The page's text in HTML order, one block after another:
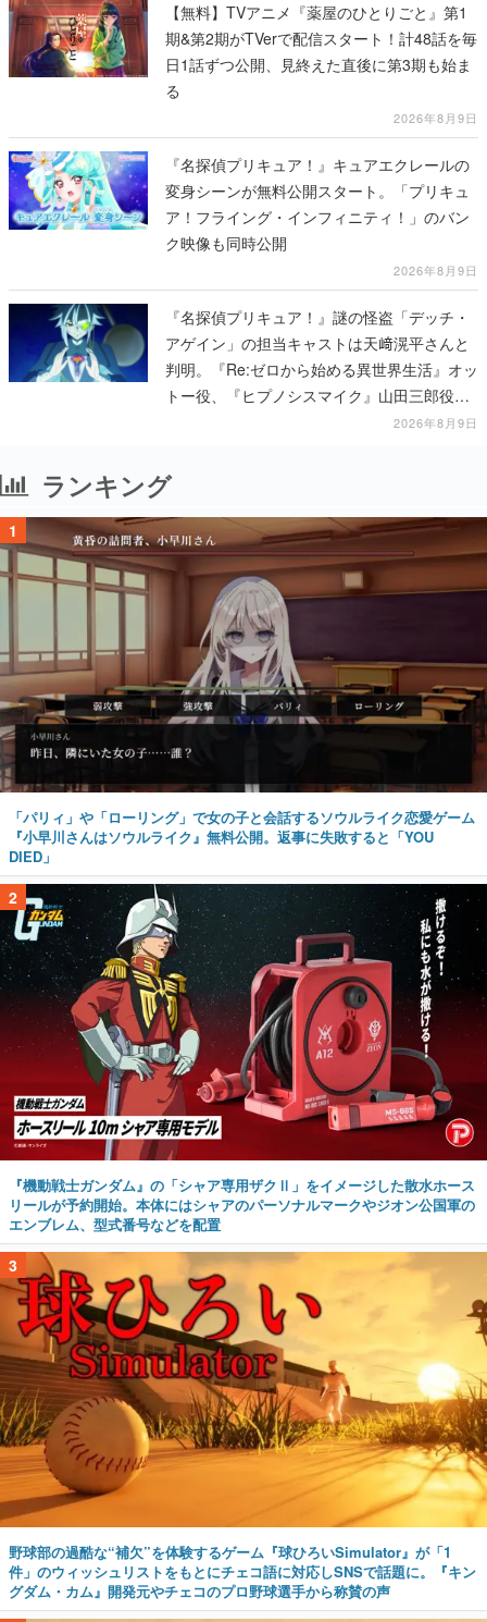
【無料】TVアニメ『薬屋のひとりごと』第1
期&第2期がTVerで配信スタート！計48話を毎
日1話ずつ公開、見終えた直後に第3期も始ま
る
2026年8月9日
『名探偵プリキュア！』キュアエクレールの
変身シーンが無料公開スタート。「プリキュ
ア！フライング・インフィニティ！」のバン
ク映像も同時公開
2026年8月9日
『名探偵プリキュア！』謎の怪盗「デッチ・
アゲイン」の担当キャストは天﨑滉平さんと
判明。『Re:ゼロから始める異世界生活』オッ
トー役、『ヒプノシスマイク』山田三郎役な
2026年8月9日
ランキング
1
「パリィ」や「ローリング」で女の子と会話するソウルライク恋愛ゲーム
『小早川さんはソウルライク』無料公開。返事に失敗すると「YOU
DIED」
2
『機動戦士ガンダム』の「シャア専用ザクⅡ」をイメージした散水ホース
リールが予約開始。本体にはシャアのパーソナルマークやジオン公国軍の
エンブレム、型式番号などを配置
3
野球部の過酷な“補欠”を体験するゲーム『球ひろいSimulator』が「1
件」のウィッシュリストをもとにチェコ語に対応しSNSで話題に。『キン
グダム・カム』開発元やチェコのプロ野球選手から称賛の声